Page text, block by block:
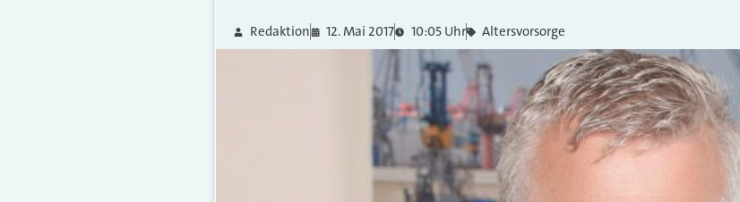
Redaktion 12. Mai 2017 10:05 Uhr Altersvorsorge